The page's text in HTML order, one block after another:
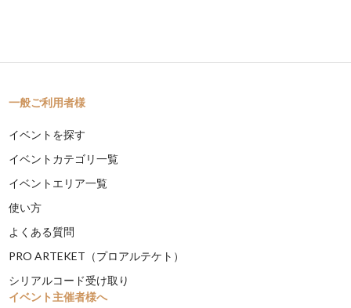
一般ご利用者様
イベントを探す
イベントカテゴリ一覧
イベントエリア一覧
使い方
よくある質問
PRO ARTEKET（プロアルテケト）
シリアルコード受け取り
イベント主催者様へ